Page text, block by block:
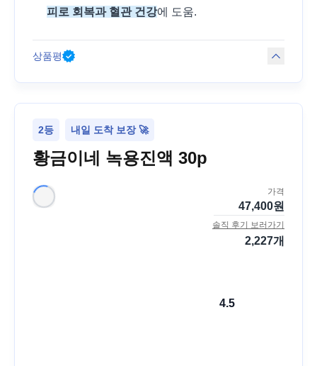
피로 회복과 혈관 건강에 도움.
상품평
2등 내일 도착 보장 🚀
황금이네 녹용진액 30p
가격
47,400원
솔직 후기 보러가기
2,227개
4.5